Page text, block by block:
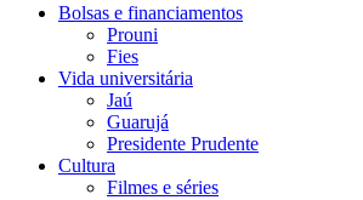
Bolsas e financiamentos
Prouni
Fies
Vida universitária
Jaú
Guarujá
Presidente Prudente
Cultura
Filmes e séries